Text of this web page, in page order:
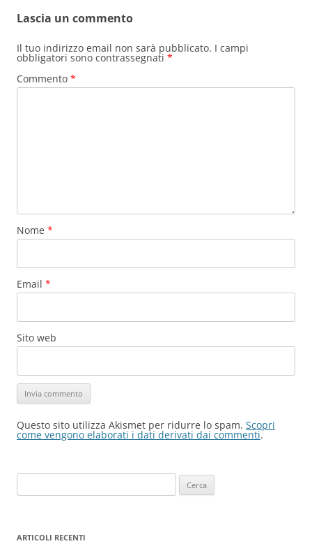
Lascia un commento
Il tuo indirizzo email non sarà pubblicato. I campi
obbligatori sono contrassegnati *
Commento *
Nome *
Email *
Sito web
Questo sito utilizza Akismet per ridurre lo spam. Scopri
come vengono elaborati i dati derivati dai commenti.
per:
ARTICOLI RECENTI